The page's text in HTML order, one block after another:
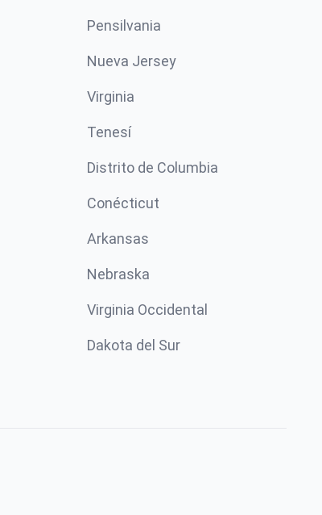
Pensilvania
Nueva Jersey
Virginia
Tenesí
Distrito de Columbia
Conécticut
Arkansas
Nebraska
Virginia Occidental
Dakota del Sur